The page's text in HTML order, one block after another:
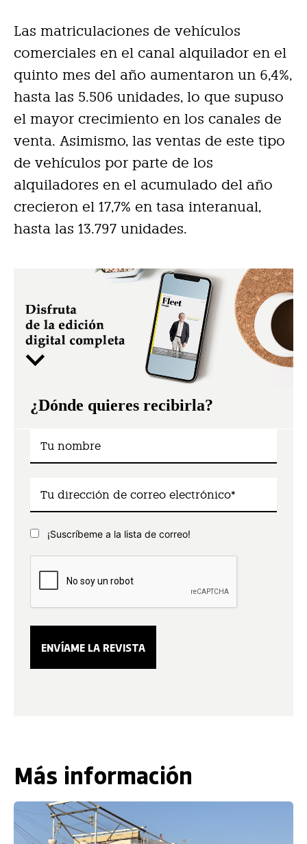
Las matriculaciones de vehículos
comerciales en el canal alquilador en el
quinto mes del año aumentaron un 6,4%,
hasta las 5.506 unidades, lo que supuso
el mayor crecimiento en los canales de
venta. Asimismo, las ventas de este tipo
de vehículos por parte de los
alquiladores en el acumulado del año
crecieron el 17,7% en tasa interanual,
hasta las 13.797 unidades.
¿Dónde quieres recibirla?
¡Suscríbeme a la lista de correo!
Más información